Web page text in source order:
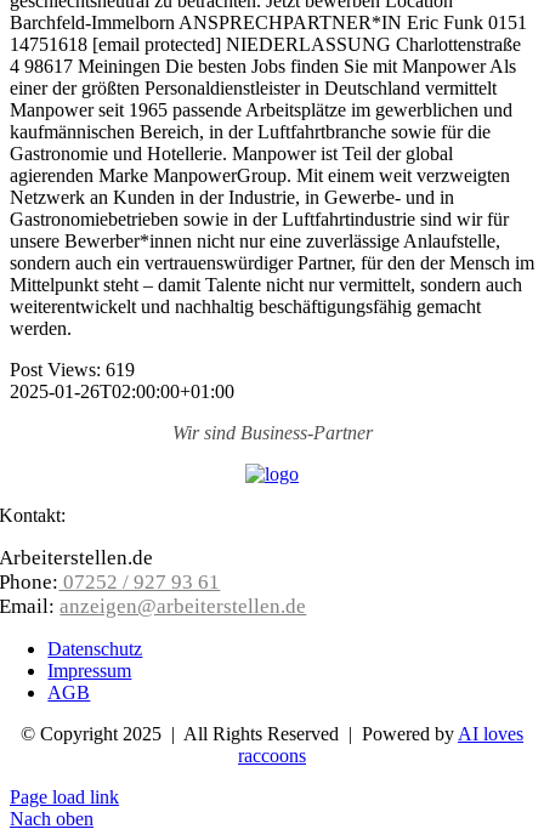
Barchfeld-Immelborn ANSPRECHPARTNER*IN Eric Funk 0151
14751618 [email protected] NIEDERLASSUNG Charlottenstraße
4 98617 Meiningen Die besten Jobs finden Sie mit Manpower Als
einer der größten Personal­dienst­leister in Deutschland vermittelt
Manpower seit 1965 passende Arbeits­plätze im gewerblichen und
kaufmännischen Bereich, in der Luftfahrt­branche sowie für die
Gastronomie und Hotellerie. Manpower ist Teil der global
agierenden Marke ManpowerGroup. Mit einem weit verzweigten
Netzwerk an Kunden in der Industrie, in Gewerbe- und in
Gastronomie­betrieben sowie in der Luftfahrt­industrie sind wir für
unsere Bewerber­*innen nicht nur eine zuverlässige Anlauf­stelle,
sondern auch ein vertrauens­würdiger Partner, für den der Mensch im
Mittelpunkt steht – damit Talente nicht nur vermittelt, sondern auch
weiter­entwickelt und nachhaltig beschäftigungs­fähig gemacht
werden.
Post Views: 619
2025-01-26T02:00:00+01:00
Wir sind Business-Partner
Kontakt:
Arbeiterstellen.de
Phone: 07252 / 927 93 61
Email:anzeigen@arbeiterstellen.de
Datenschutz
Impressum
AGB
© Copyright 2025 | All Rights Reserved | Powered by AI loves
raccoons
Page load link
Nach oben